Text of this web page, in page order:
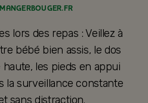
lors des repas : Veillez à
bébé bien assis, le dos
les pieds en appui
la surveillance constante
sans distraction.